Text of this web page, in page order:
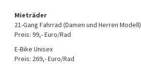
Mieträder
21-Gang Fahrrad (Damen und Herren Modell)
Preis: 99,- Euro/Rad
E-Bike Unisex
Preis: 269,- Euro/Rad